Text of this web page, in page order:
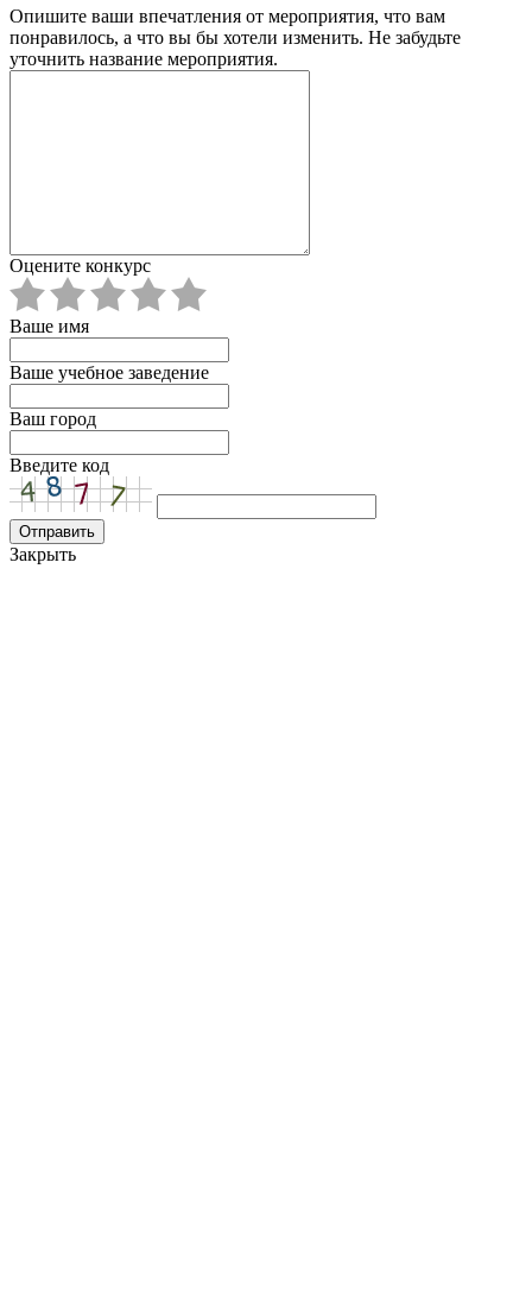
Опишите ваши впечатления от мероприятия, что вам
понравилось, а что вы бы хотели изменить. Не забудьте
уточнить название мероприятия.
Оцените конкурс
Ваше имя
Ваше учебное заведение
Ваш город
Введите код
Закрыть